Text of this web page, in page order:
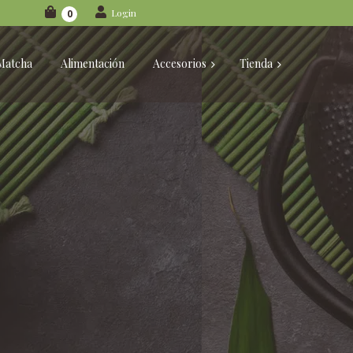
0 Login
Alimentación Accesorios Tienda